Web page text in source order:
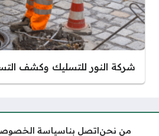
شركة النور للتسليك وكشف
من نحناتصل بناسياسة